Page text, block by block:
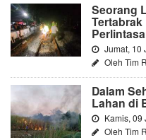
Seorang
Jumat, 10
Oleh Tim
Dalam
Lahan di
Kamis, 09
Oleh Tim